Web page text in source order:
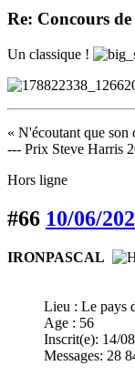
Re: Concours
Un classique !
« N'écoutant que son
--- Prix Steve Harris
Hors ligne
#66 10/06/
IRONPASCAL
Lieu : Le pays
Age : 56
Inscrit(e): 14/
Messages: 28